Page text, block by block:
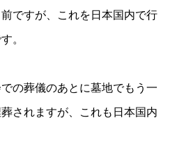
ですが、これを日本国内で行
。
の葬儀のあとに墓地でもう一
されますが、これも日本国内